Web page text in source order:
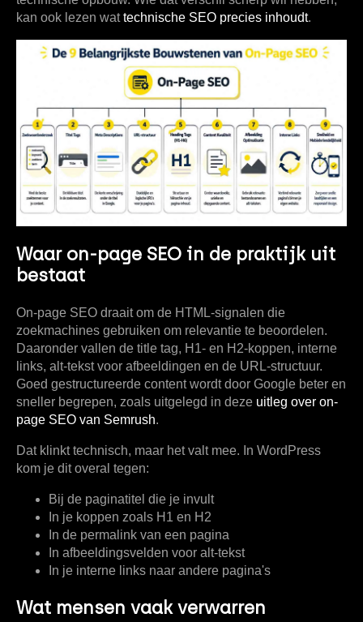
kan ook lezen wattechnische SEO precies inhoudt.
Waar on-page SEO in de praktijk uit
bestaat
On-page SEO draait om de HTML-signalen die
zoekmachines gebruiken om relevantie te beoordelen.
Daaronder vallen de title tag, H1- en H2-koppen, interne
links, alt-tekst voor afbeeldingen en de URL-structuur.
Goed gestructureerde content wordt door Google beter en
sneller begrepen, zoals uitgelegd in deze uitleg over on-
page SEO van Semrush.
Dat klinkt technisch, maar het valt mee. In WordPress
kom je dit overal tegen:
Bij de paginatitel die je invult
In je koppen zoals H1 en H2
In de permalink van een pagina
In afbeeldingsvelden voor alt-tekst
In je interne links naar andere pagina's
Wat mensen vaak verwarren